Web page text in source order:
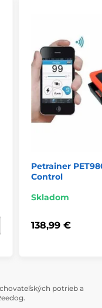
Petrainer
Control
Skladom
138,99 €
potrieb a